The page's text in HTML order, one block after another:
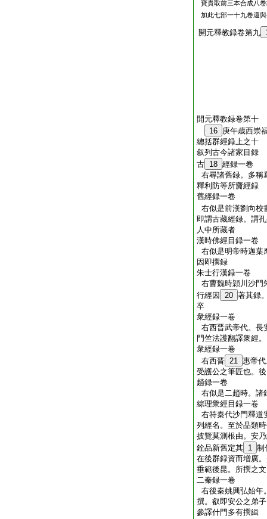
寶貴取前三本合成八
加此七部一十九卷還
開元釋教録卷第九
開元釋教録卷第十
16 庚午歳西崇
總括群經録上之十
叙列古今諸家目録
古 18 經録一卷
右尋諸舊録。多稱
釋利防等所齎經録
舊經録一卷
右似是前漢劉向校
即謂古藏經録。謂
人中所藏者
漢時佛經目録一卷
右似是明帝時迦葉
因即撰録
朱士行漢録一卷
右曹魏時頴川沙門
行經因
20 著其録
卒
衆經録一卷
右西晋武帝代。長
門竺法護翻譯衆經
衆經録一卷
右西晋 21 惠帝
受護公之筆匠也。
趙録一卷
右似是二趙時。諸
綜理衆經目録一卷
右符秦代沙門釋道
列經名。至於品類
披覽莫測根由。安
銓品新舊定其 1 制
在後群録資而増廣
垂範後昆。所撰之
二秦録一卷
右後秦姚興弘始年
撰。叡即安公之弟
參譯什門多有撰緝